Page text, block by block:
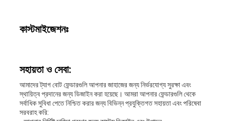
কাস্টমাইজেশনঃ
সহায়তা ও সেবা:
আমাদের ট্যাগ বোট ফেন্ডারগুলি আপনার জাহাজের জন্য নির্ভরযোগ্য সুরক্ষা এবং
স্থায়িত্ব প্রদানের জন্য ডিজাইন করা হয়েছে। আমরা আপনার ফেন্ডারগুলি থেকে
সর্বাধিক সুবিধা পেতে নিশ্চিত করার জন্য বিভিন্ন প্রযুক্তিগত সহায়তা এবং পরিষেবা
সরবরাহ করি: